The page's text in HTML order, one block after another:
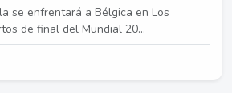
se enfrentará a Bélgica en Los
de final del Mundial 20...